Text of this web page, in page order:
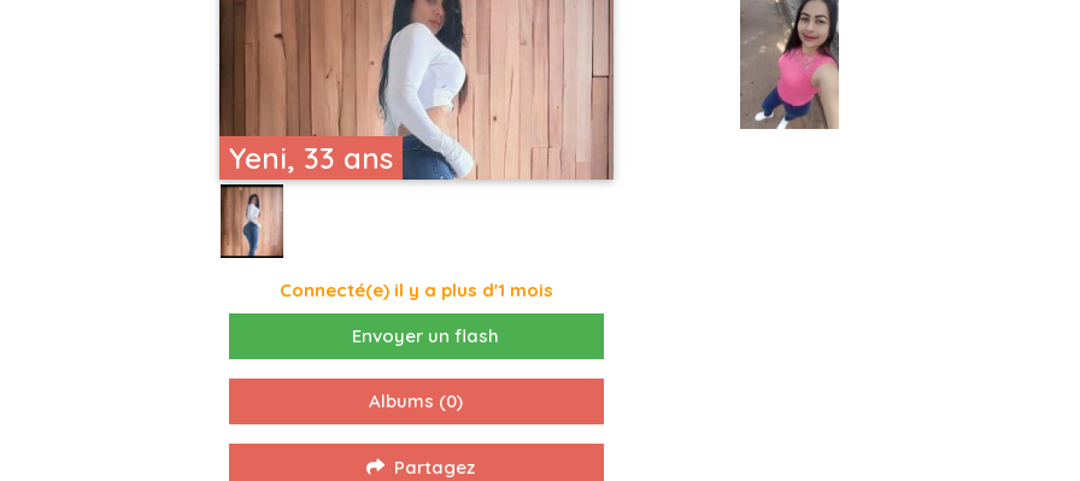
Yeni, 33 ans
Connecté(e) il y a plus d'1 mois
Envoyer un flash
Albums (0)
Partagez